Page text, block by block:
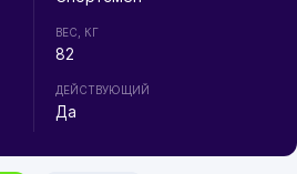
ВЕС, КГ
82
ДЕЙСТВУЮЩИЙ
Да